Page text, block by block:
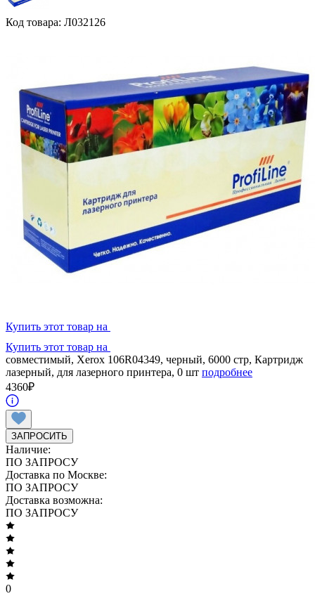
Код товара: Л032126
Купить этот товар на
Купить этот товар на
совместимый, Xerox 106R04349, черный, 6000 стр, Картридж
лазерный, для лазерного принтера, 0 шт подробнее
4360₽
ЗАПРОСИТЬ
Наличие:
ПО ЗАПРОСУ
Доставка по Москве:
ПО ЗАПРОСУ
Доставка возможна:
ПО ЗАПРОСУ
0